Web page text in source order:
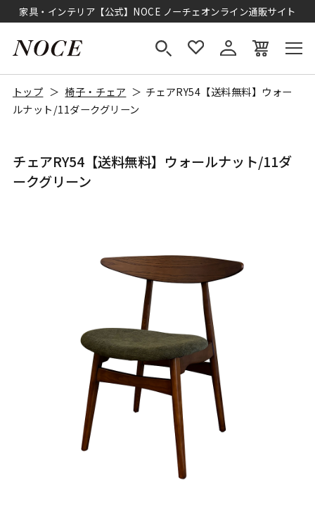
家具・インテリア【公式】NOCE ノーチェオンライン通販サイト
トップ 椅子・チェア
チェアRY54【送料無料】ウォー
ルナット/11ダークグリーン
チェアRY54【送料無料】ウォールナット/11ダ
ークグリーン